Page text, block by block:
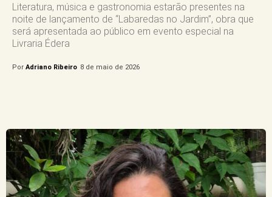
Literatura, música e gastronomia estarão presentes na
noite de lançamento de “Labaredas no Jardim”, obra que
será apresentada ao público em evento especial na
Livraria Édera
Por Adriano Ribeiro 8 de maio de 2026